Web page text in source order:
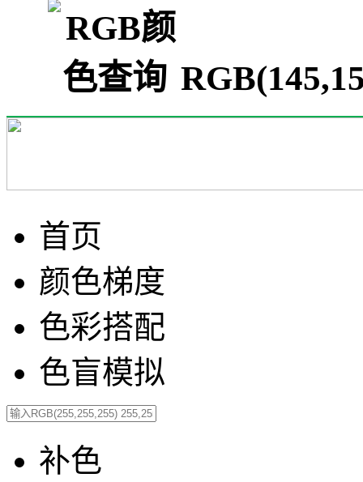
首页
颜色梯度
色彩搭配
色盲模拟
补色